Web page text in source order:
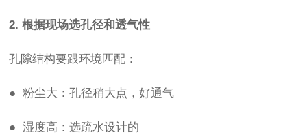
2. 根据现场选孔径和透气性
孔隙结构要跟环境匹配：
● 粉尘大：孔径稍大点，好通气
● 湿度高：选疏水设计的